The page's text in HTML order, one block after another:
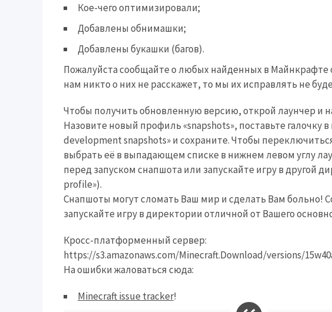
Кое-чего оптимизировали;
Добавлены обнимашки;
Добавлены букашки (багов).
Пожалуйста сообщайте о любых найденных в Майнкрафте
нам никто о них не расскажет, то мы их исправлять не
Чтобы получить обновленную версию, открой лаунчер и
Назовите новый профиль «snapshots», поставьте галочку
development snapshots» и сохраните. Чтобы
выбрать её в выпадающем списке в нижнем левом углу
перед запуском снапшота или запускайте игру в другой
profile»).
Снапшоты могут сломать Ваш мир и сделать Вам больно!
запускайте игру в директории отличной от Вашего
Кросс-платформенный сервер:
https://s3.amazonaws.com/Minecraft.Download/versions/
На ошибки жаловаться сюда:
Minecraft issue tracker!